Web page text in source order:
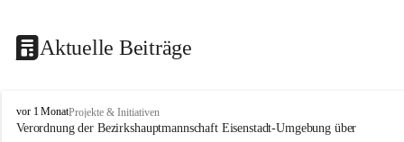
Aktuelle Beiträge
O
s
vor 1 MonatProjekte & Initiativen
Verordnung der Bezirkshauptmannschaft Eisenstadt-Umgebung über